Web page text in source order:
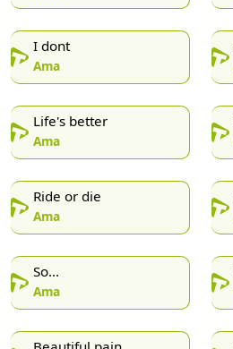
I dont
Ama
Life's better
Ama
Ride or die
Ama
So...
Ama